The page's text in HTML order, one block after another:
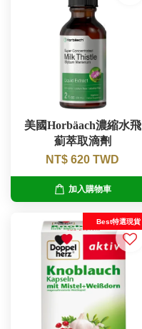
美國Horbäach濃縮水飛
薊萃取滴劑
NT$ 620 TWD
加入購物車
Best特選現貨